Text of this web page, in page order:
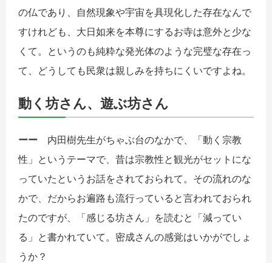
の仏であり、自然現象や宇宙を具現化した存在なんで
すけれども、大日如来を本尊にするお寺は意外と少な
くて。というのも純粋な発光体のような完璧な存在っ
て、どうしても民衆は親しみを持ちにくいですよね。
動く坊さん、遊ぶ坊さん
ーー 内田樹先生がちゃぶ台のなかで、「動く宗教
性」というテーマで、昔は宗教性と観光がセットにな
っていたというお話をされておられて。その流れのな
かで、だからお遍路も流行っていると言われておられ
たのですが、「感じる坊さん」を読むと「減ってい
る」と書かれていて。密成さんの感覚はいかがでしょ
うか？